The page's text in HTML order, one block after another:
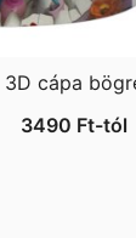
3D cápa
3490 Ft-tól